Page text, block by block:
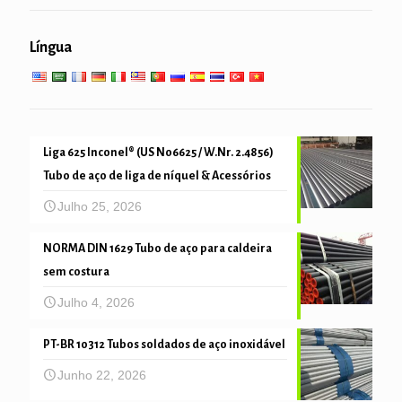
tubo de mecânica e de precisão
Língua
Liga 625 Inconel® (US N06625 / W.Nr. 2.4856)
Tubo de aço de liga de níquel & Acessórios
Julho 25, 2026
NORMA DIN 1629 Tubo de aço para caldeira
sem costura
Julho 4, 2026
PT-BR 10312 Tubos soldados de aço inoxidável
Junho 22, 2026